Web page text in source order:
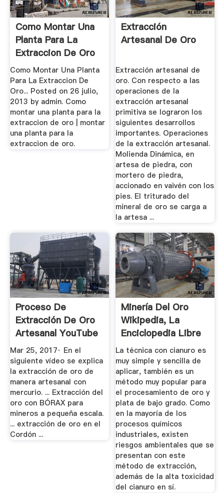
Como Montar Una
Planta Para La
Extraccion De Oro
Como Montar Una Planta
Para La Extraccion De
Oro... Posted on 26 julio,
2013 by admin. Como
montar una planta para la
extraccion de oro | montar
una planta para la
extraccion de oro.
Extracción
Artesanal De Oro
Extracción artesanal de
oro. Con respecto a las
operaciones de la
extracción artesanal
primitiva se lograron los
siguientes desarrollos
importantes. Operaciones
de la extracción artesanal.
Molienda Dinámica, en
artesa de piedra, con
mortero de piedra,
accionado en vaivén con los
pies. El triturado del
mineral de oro se carga a
la artesa ...
Proceso De
Extracción De Oro
Artesanal YouTube
Mar 25, 2017· En el
siguiente vídeo se explica
la extracción de oro de
manera artesanal con
mercurio. ... Extracción del
oro con BÓRAX para
mineros a pequeña escala.
... extracción de oro en el
Cordón ...
Minería Del Oro
Wikipedia, La
Enciclopedia Libre
La técnica con cianuro es
muy simple y sencilla de
aplicar, también es un
método muy popular para
el procesamiento de oro y
plata de bajo grado. Como
en la mayoría de los
procesos químicos
industriales, existen
riesgos ambientales que se
presentan con este
método de extracción,
además de la alta toxicidad
del cianuro en sí.